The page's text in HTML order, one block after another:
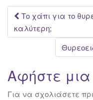
Post
Το χάπι για το
καλύτερη;
Αφήστε
Για να σχολιάσετε